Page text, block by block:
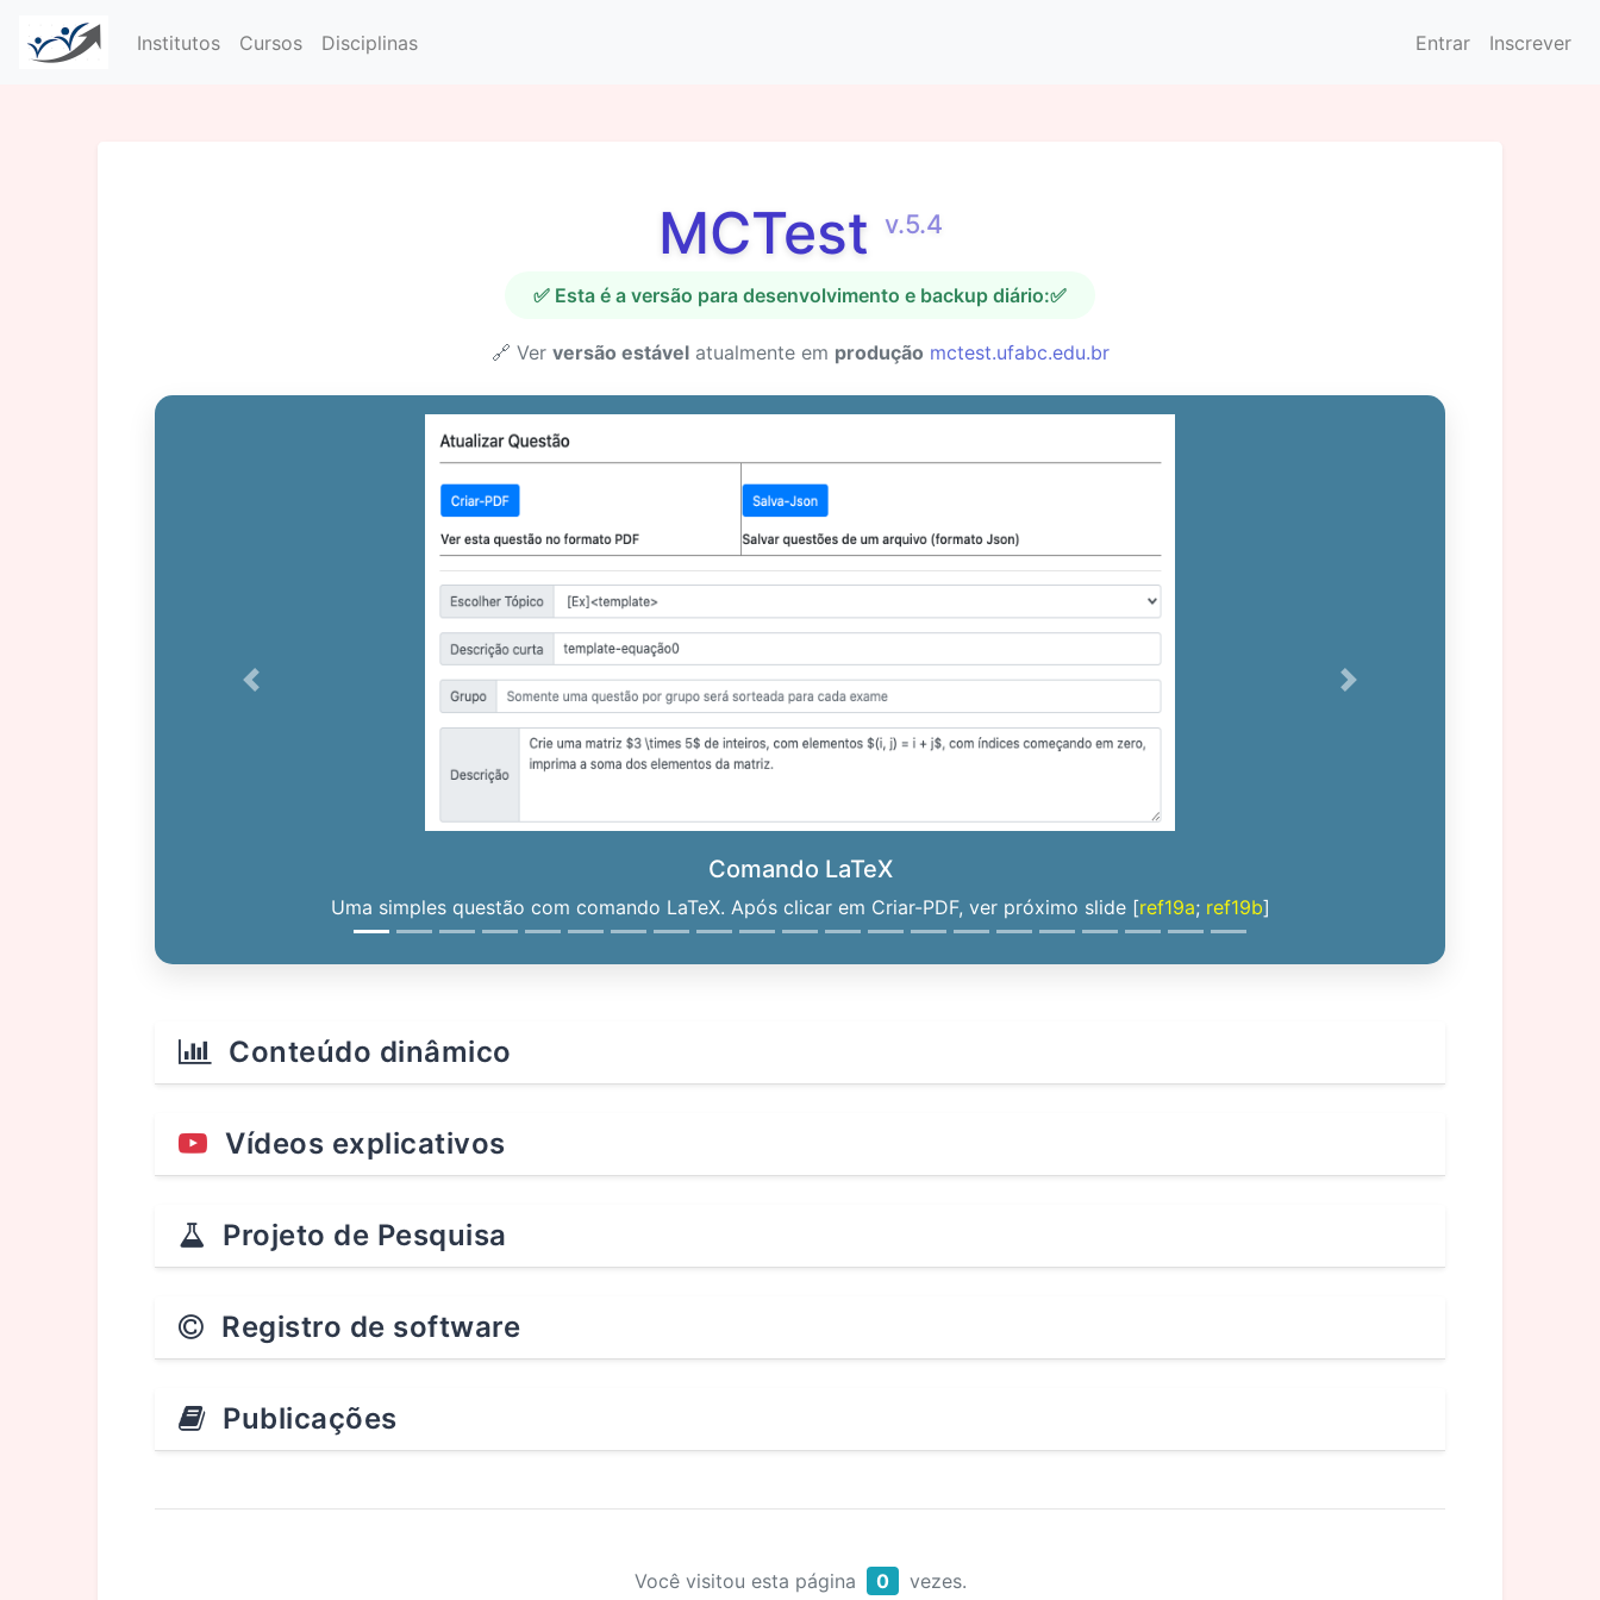
Institutos Cursos Disciplinas Entrar Inscrever
MCTest v.5.4
✅ Esta é a versão para desenvolvimento e backup diário:✅
🔗 Ver versão estávelatualmente em produção mctest.ufabc.edu.br
Comando LaTeX
Uma simples questão com comando LaTeX. Após clicar em Criar-PDF, ver próximo slide [ref19a; ref19b]
Previous Next
Conteúdo dinâmico
Vídeos explicativos
Projeto de Pesquisa
Registro de software
Publicações
Você visitou esta página 0 vezes.